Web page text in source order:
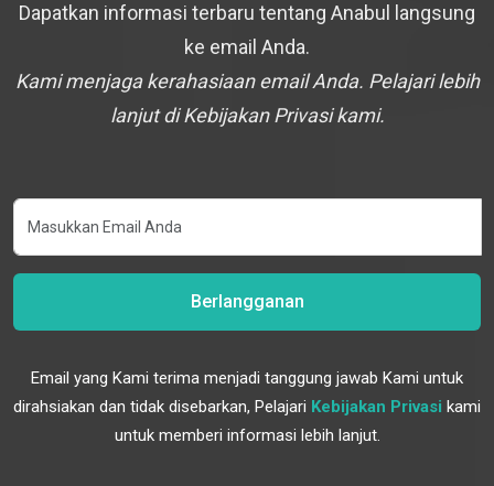
Dapatkan informasi terbaru tentang Anabul langsung
ke email Anda.
Kami menjaga kerahasiaan email Anda. Pelajari lebih
lanjut di Kebijakan Privasi kami.
Berlangganan
Email yang Kami terima menjadi tanggung jawab Kami untuk
dirahsiakan dan tidak disebarkan, Pelajari Kebijakan Privasi kami
untuk memberi informasi lebih lanjut.